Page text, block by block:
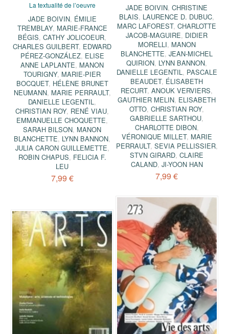
La textualité de l’oeuvre
JADE BOIVIN, ÉMILIE
TREMBLAY, MARIE-FRANCE
BÉGIS,CATHY JOLICOEUR,
CHARLES GUILBERT, EDWARD
PÉREZ-GONZÁLEZ, ELISE
ANNE LAPLANTE, MANON
TOURIGNY, MARIE-PIER
BOCQUET, HÉLÈNE BRUNET
NEUMANN, MARIE PERRAULT,
DANIELLE LEGENTIL,
CHRISTIAN ROY, RENÉ VIAU,
EMMANUELLE CHOQUETTE,
SARAH BILSON, MANON
BLANCHETTE, LYNN BANNON,
JULIA CARON GUILLEMETTE,
ROBIN CHAPUS, FELICIA F.
LEU
7,99 €
JADE BOIVIN,CHRISTINE
BLAIS, LAURENCE D. DUBUC,
MARC LAFOREST,CHARLOTTE
JACOB-MAGUIRE, DIDIER
MORELLI, MANON
BLANCHETTE,JEAN-MICHEL
QUIRION, LYNN BANNON,
DANIELLE LEGENTIL, PASCALE
BEAUDET, ÉLISABETH
RECURT,ANOUK VERVIERS,
GAUTHIER MELIN, ELISABETH
OTTO,CHRISTIAN ROY,
GABRIELLE SARTHOU,
CHARLOTTE DIBON,
VÉRONIQUE MILLET, MARIE
PERRAULT, SEVIA PELLISSIER,
STVN GIRARD,CLAIRE
CALAND, JI-YOON HAN
7,99 €